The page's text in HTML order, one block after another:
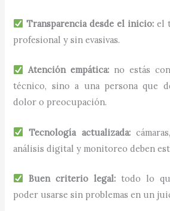
Transparencia desde el inicio: el
profesional y sin evasivas.
Atención empática:no estás
técnico, sino a una persona que
dolor o preocupación.
Tecnología actualizada:
análisis digital y monitoreo deben
Buen criterio legal: todo lo
poder usarse sin problemas en un